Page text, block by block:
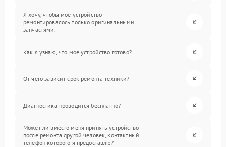
Я хочу, чтобы мое устройство
ремонтировалось только оригинальными
запчастями.
Как я узнаю, что мое устройство готово?
От чего зависит срок ремонта техники?
Диагностика проводится бесплатно?
Может ли вместо меня принять устройство
после ремонта другой человек, контактный
телефон которого я предоставлю?